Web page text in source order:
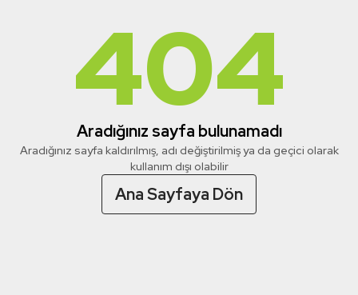
404
Aradığınız sayfa bulunamadı
Aradığınız sayfa kaldırılmış, adı değiştirilmiş ya da geçici olarak
kullanım dışı olabilir
Ana Sayfaya Dön